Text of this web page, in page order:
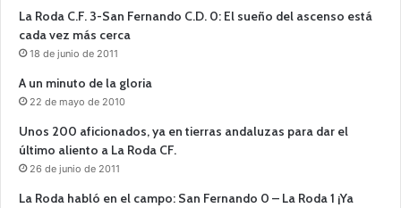
La Roda C.F. 3-San Fernando C.D. 0: El sueño del ascenso está
cada vez más cerca
18 de junio de 2011
A un minuto de la gloria
22 de mayo de 2010
Unos 200 aficionados, ya en tierras andaluzas para dar el
último aliento a La Roda CF.
26 de junio de 2011
La Roda habló en el campo: San Fernando 0 – La Roda 1 ¡Ya